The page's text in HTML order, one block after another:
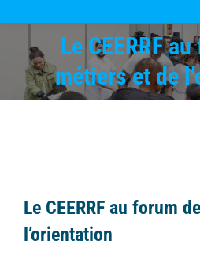
Le CEERRF
métiers et de
Vous êtes
Le CEERRF au forum
l’orientation